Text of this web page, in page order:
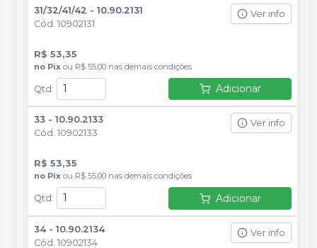
31/32/41/42 - 10.90.2131
Cód. 10902131
Ver info
R$ 53,35
no Pix ou R$ 55,00 nas demais condições
Qtd: Adicionar
33 - 10.90.2133
Cód. 10902133
Ver info
R$ 53,35
no Pix ou R$ 55,00 nas demais condições
Qtd : Adicionar
34 - 10.90.2134
Cód. 10902134
Ver info